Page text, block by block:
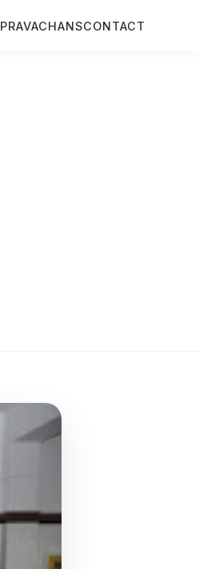
PRAVACHANSCONTACT